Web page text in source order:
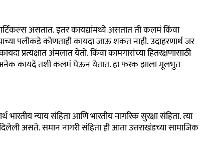
असतात. इतर कायद्यांमध्ये असतात ती कलमं किंवा
पलीकडे कोणताही कायदा जाऊ शकत नाही. उदाहरणार्थ जर
प्रत्यक्षात अंमलात येतो. किंवा कामगारांच्या हितरक्षणासाठी
कायदे तशी कलमं घेऊन येतात. हा फरक झाला मूलभुत
न्याय संहिता आणि भारतीय नागरिक सुरक्षा संहिता. त्या
असते. समान नागरी संहिता ही आता उत्तराखंडच्या सामाजिक